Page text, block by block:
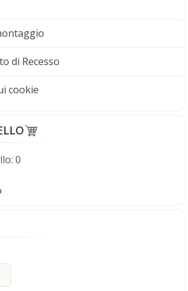
di Recesso
cookie
0
con vetro in PVC - Kit Serratura
110,00